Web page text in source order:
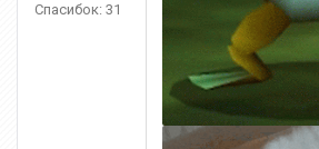
Спасибок: 31